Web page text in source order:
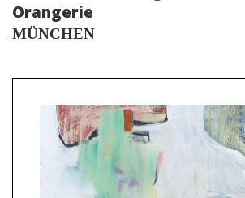
Orangerie
MÜNCHEN